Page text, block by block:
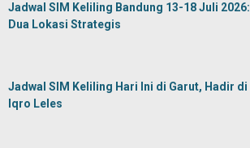
Jadwal SIM Keliling Bandung 13-18 Juli 2026:
Dua Lokasi Strategis
Jadwal SIM Keliling Hari Ini di Garut, Hadir di
Iqro Leles